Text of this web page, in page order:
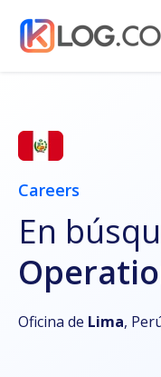
Careers
En
Oficina de Lima,